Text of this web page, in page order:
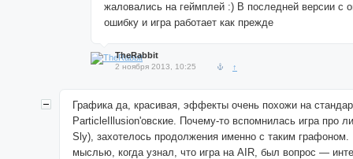
жаловались на геймплей :) В последней версии с
ошибку и игра работает как прежде
TheRabbit
2 ноября 2013, 10:25 ↑
Графика да, красивая, эффекты очень похожи на
ParticleIllusion'овские. Почему-то вспомнилась игра про
Sly), захотелось продолжения именно с таким графоном.
мыслью, когда узнал, что игра на AIR, был вопрос —